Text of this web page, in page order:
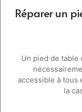
Réparer un
Un pied de table
accessible à tous
la